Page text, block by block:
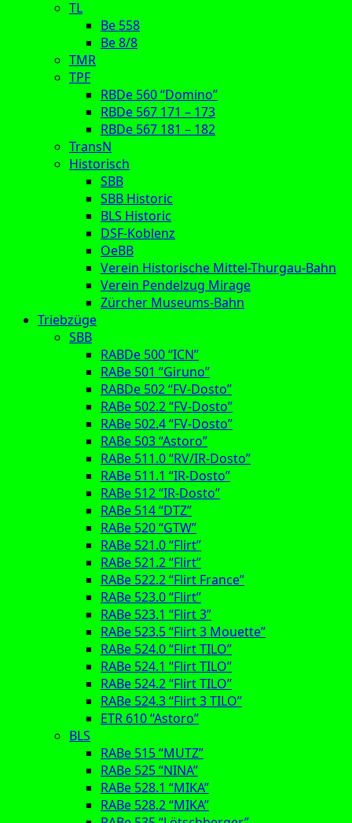
TL
Be 558
Be 8/8
TMR
TPF
RBDe 560 “Domino”
RBDe 567 171 – 173
RBDe 567 181 – 182
TransN
Historisch
SBB
SBB Historic
BLS Historic
DSF-Koblenz
OeBB
Verein Historische Mittel-Thurgau-Bahn
Verein Pendelzug Mirage
Zürcher Museums-Bahn
Triebzüge
SBB
RABDe 500 “ICN”
RABe 501 “Giruno”
RABDe 502 “FV-Dosto”
RABe 502.2 “FV-Dosto”
RABe 502.4 “FV-Dosto”
RABe 503 “Astoro”
RABe 511.0 “RV/IR-Dosto”
RABe 511.1 “IR-Dosto”
RABe 512 “IR-Dosto”
RABe 514 “DTZ”
RABe 520 “GTW”
RABe 521.0 “Flirt”
RABe 521.2 “Flirt”
RABe 522.2 “Flirt France”
RABe 523.0 “Flirt”
RABe 523.1 “Flirt 3”
RABe 523.5 “Flirt 3 Mouette”
RABe 524.0 “Flirt TILO”
RABe 524.1 “Flirt TILO”
RABe 524.2 “Flirt TILO”
RABe 524.3 “Flirt 3 TILO”
ETR 610 “Astoro”
BLS
RABe 515 “MUTZ”
RABe 525 “NINA”
RABe 528.1 “MIKA”
RABe 528.2 “MIKA”